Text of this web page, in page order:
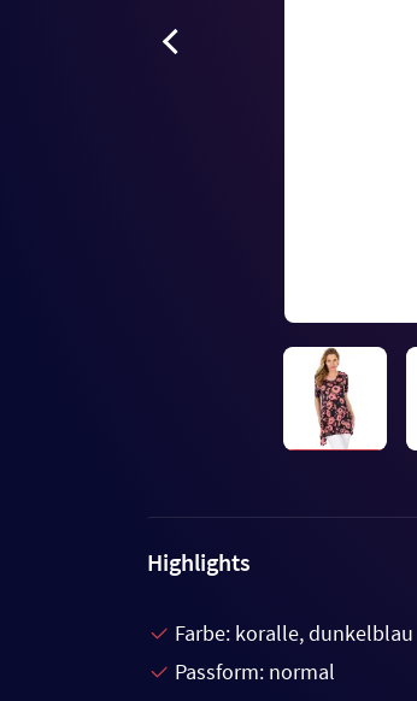
Highlights
Farbe: koralle, dunkelblau
Passform: normal